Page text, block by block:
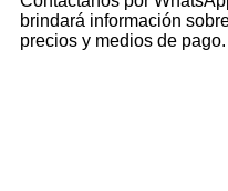
brindará información
precios y medios de pago.